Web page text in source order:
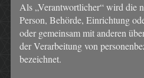
Als „Verantwortlicher“ wird die
Person, Behörde, Einrichtung
oder gemeinsam mit anderen
der Verarbeitung von
bezeichnet.